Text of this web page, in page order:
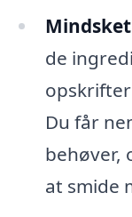
de
Du får
behøver,
at smide